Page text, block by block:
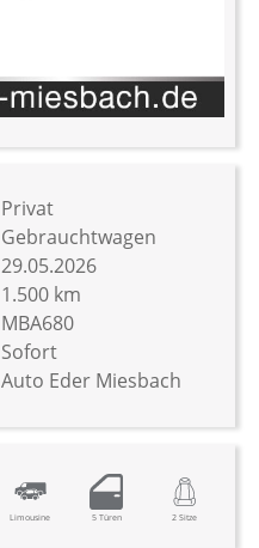
Limousine 5 Türen 2 Sitze
Privat
Gebrauchtwagen
29.05.2026
1.500 km
MBA680
Sofort
Auto Eder Miesbach